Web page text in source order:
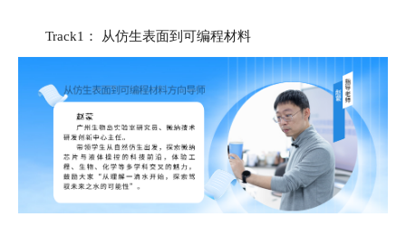
Track1： 从仿生表面到可编程材料